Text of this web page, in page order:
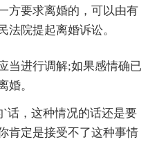
方要求离婚的，可以由有
法院提起离婚诉讼。
当进行调解;如果感情确已
婚。
话，这种情况的话还是要
肯定是接受不了这种事情